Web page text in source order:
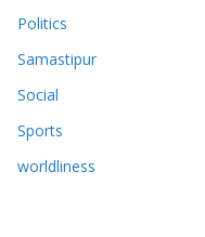
Politics
Samastipur
Social
Sports
worldliness